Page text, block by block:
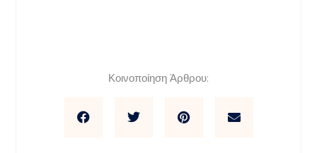
Κοινοποίηση Άρθρου: